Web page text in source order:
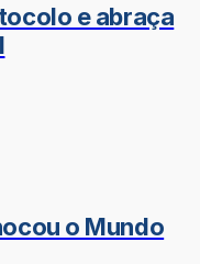
e abraça
o Mundo